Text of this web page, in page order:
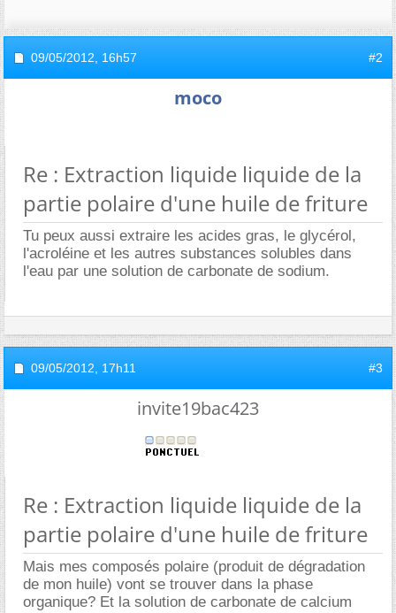
09/05/2012, 16h57 #2
moco
Re : Extraction liquide liquide de la
partie polaire d'une huile de friture
Tu peux aussi extraire les acides gras, le glycérol,
l'acroléine et les autres substances solubles dans
l'eau par une solution de carbonate de sodium.
09/05/2012, 17h11 #3
invite19bac423
Re : Extraction liquide liquide de la
partie polaire d'une huile de friture
Mais mes composés polaire (produit de dégradation
de mon huile) vont se trouver dans la phase
organique? Et la solution de carbonate de calcium